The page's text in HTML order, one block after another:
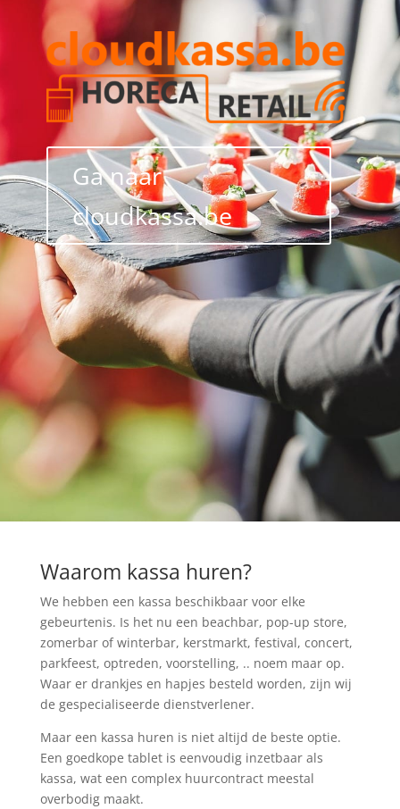
Ga naar
cloudkassa.be
Waarom kassa huren?
We hebben een kassa beschikbaar voor elke
gebeurtenis. Is het nu een beachbar, pop-up store,
zomerbar of winterbar, kerstmarkt, festival, concert,
parkfeest, optreden, voorstelling, .. noem maar op.
Waar er drankjes en hapjes besteld worden, zijn wij
de gespecialiseerde dienstverlener.
Maar een kassa huren is niet altijd de beste optie.
Een goedkope tablet is eenvoudig inzetbaar als
kassa, wat een complex huurcontract meestal
overbodig maakt.